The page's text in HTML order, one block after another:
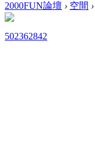
2000FUN論壇 › 空間 ›
502362842